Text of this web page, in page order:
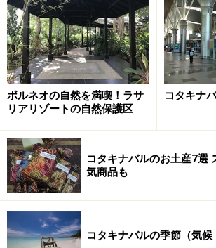
センヒンの店内。メニューごとに作る屋
す。メニューの写真が掲げられているの
1978年創業のセンヒンは街の中心部に
ンのすぐ裏の通りに面した
クダイコピ
賑わっています。
ここのトゥアラン・ミーゴレンはシー
ンギット）にもできますが、まずは基
入りの「トゥアラン・ミーゴレン」（
がおすすめ。
ボルネオの自然を満喫！ラサ
リアリゾートの自然保護区
コタキナ
コタキナバルのお土産7選
気商品も
コタキナバルの季節（気候